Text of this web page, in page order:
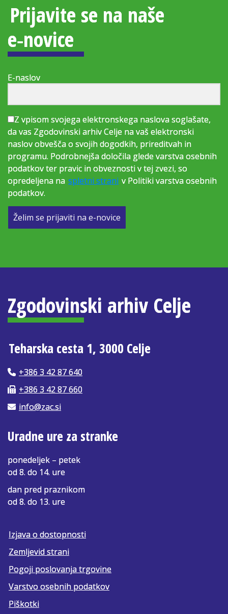
Prijavite se na naše
e‑novice
E-naslov
Z vpisom svojega elektronskega naslova soglašate,
da vas Zgodovinski arhiv Celje na vaš elektronski
naslov obvešča o svojih dogodkih, prireditvah in
programu. Podrobnejša določila glede varstva osebnih
podatkov ter pravic in obveznosti v tej zvezi, so
opredeljena na spletni strani v Politiki varstva osebnih
podatkov.
Želim se prijaviti na e-novice
Zgodovinski arhiv Celje
Teharska cesta 1, 3000 Celje
+386 3 42 87 640
+386 3 42 87 660
info@zac.si
Uradne ure za stranke
ponedeljek – petek
od 8. do 14. ure
dan pred praznikom
od 8. do 13. ure
Izjava o dostopnosti
Zemljevid strani
Pogoji poslovanja trgovine
Varstvo osebnih podatkov
Piškotki